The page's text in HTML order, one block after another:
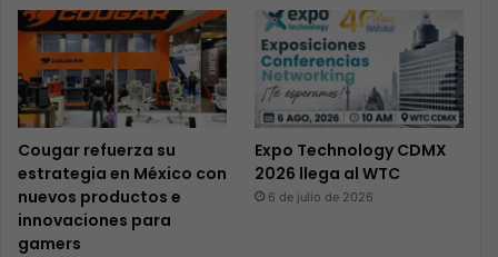
Cougar refuerza su
estrategia en México con
nuevos productos e
innovaciones para
gamers
Expo Technology CDMX
2026 llega al WTC
6 de julio de 2026